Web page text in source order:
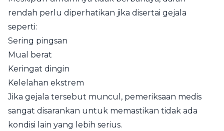
rendah perlu diperhatikan jika disertai gejala
seperti:
Sering pingsan
Mual berat
Keringat dingin
Kelelahan ekstrem
Jika gejala tersebut muncul, pemeriksaan medis
sangat disarankan untuk memastikan tidak ada
kondisi lain yang lebih serius.